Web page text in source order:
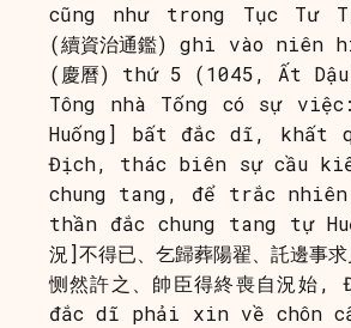
cũng như trong Tục Tư
(續資治通鑑) ghi vào niên
(慶曆) thứ 5 (1045, Ất
Tông nhà Tống có sự
Huống] bất đắc dĩ, khất
Địch, thác biên sự cầu
chung tang, để trắc
thần đắc chung tang tự
況]不得已、乞歸葬陽翟、託邊事
恻然許之、帥臣得終喪自況
đắc dĩ phải xin về chôn